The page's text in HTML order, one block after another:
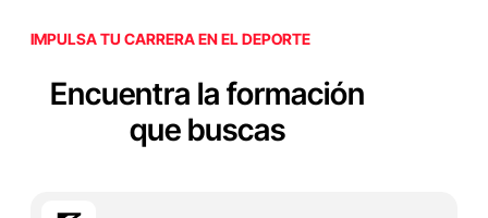
IMPULSA TU CARRERA EN EL DEPORTE
Encuentra la formación
que buscas